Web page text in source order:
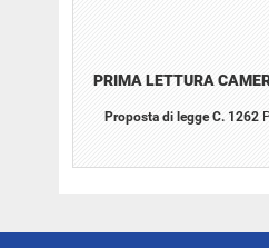
PRIMA LETTURA
Proposta di legge C. 1262